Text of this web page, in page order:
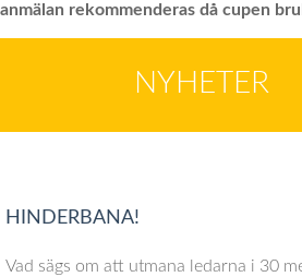
rekommenderas då cupen
NYHETER
HINDERBANA!
Vad sägs om att utmana ledarna i 30